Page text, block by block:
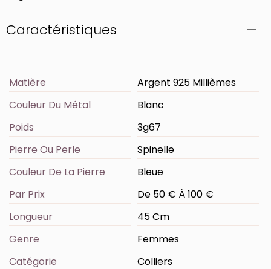
Caractéristiques
Matière
Argent 925 Millièmes
Couleur Du Métal
Blanc
Poids
3g67
Pierre Ou Perle
Spinelle
Couleur De La Pierre
Bleue
Par Prix
De 50 € À 100 €
Longueur
45 Cm
Genre
Femmes
Catégorie
Colliers